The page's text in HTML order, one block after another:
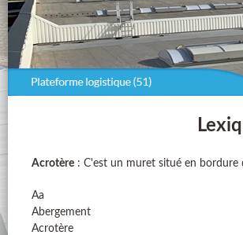
Acrotère : C'est un muret situé en bordure
Aa
Abergement
Acrotère